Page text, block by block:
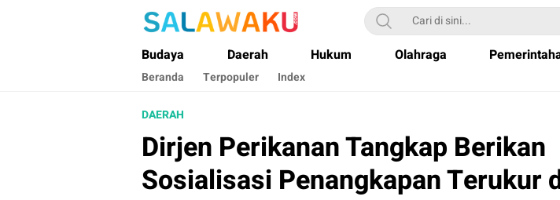
Salawaku Maluku
Salam dan Warta Anak Maluku
Budaya Daerah Hukum Olahraga
Beranda Terpopuler Index
DAERAH
Dirjen Perikanan Tangkap Berikan
Sosialisasi Penangkapan Terukur